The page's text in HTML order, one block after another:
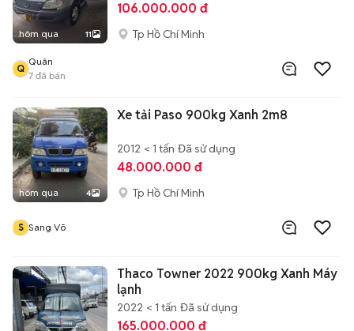
hôm qua 11
106.000.000 đ
Tp Hồ Chí Minh
Q
Quân
7 đã bán
hôm qua 4
Xe tải Paso 900kg Xanh 2m8
2012 < 1 tấn Đã sử dụng
48.000.000 đ
Tp Hồ Chí Minh
S Sang Võ
Thaco Towner 2022 900kg Xanh Máy
lạnh
2022 < 1 tấn Đã sử dụng
165.000.000 đ